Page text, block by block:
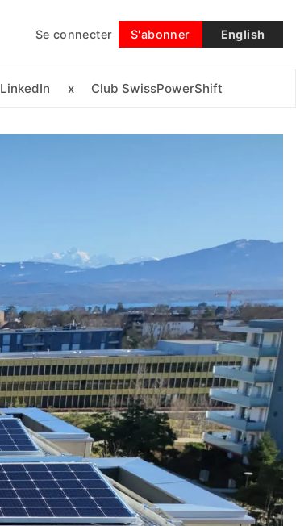
Se connecter S'abonner English
LinkedIn x Club SwissPowerShift
Suivre